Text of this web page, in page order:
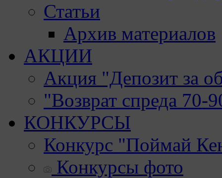
Статьи
Архив материалов
АКЦИИ
Акция "Депозит за
"Возврат спреда 70-
КОНКУРСЫ
Конкурс "Поймай
Конкурсы фото